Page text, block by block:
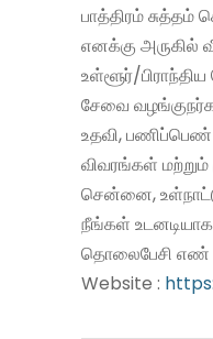
பாத்திரம் சுத்தம்
எனக்கு
உள்ளூர்/
சேவை
உதவி, பணிப்பெண்
விவரங்கள்
சென்னை,
நீங்கள்
தொலைபேசி எண்
Website :